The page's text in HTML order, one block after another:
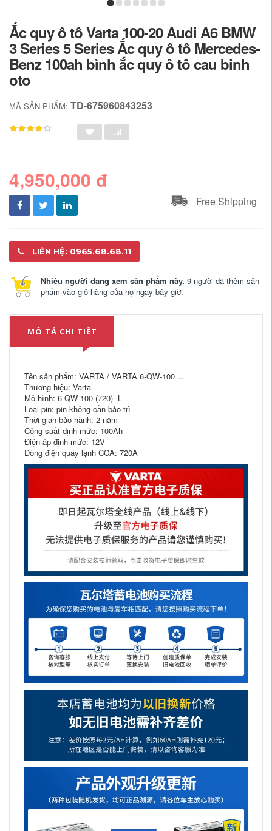
Ắc quy ô tô Varta 100-20 Audi A6 BMW
3 Series 5 Series Ắc quy ô tô Mercedes-
Benz 100ah bình ắc quy ô tô cau binh
oto
MÃ SẢN PHẨM: TD-675960843253
4,950,000 đ
Free Shipping
LIÊN HỆ: 0965.68.68.11
Nhiều người đang xem sản phẩm này. 9 người đã thêm sản
phẩm vào giỏ hàng của họ ngay bây giờ.
MÔ TẢ CHI TIẾT
Tên sản phẩm: VARTA / VARTA 6-QW-100 ...
Thương hiệu: Varta
Mô hình: 6-QW-100 (720) -L
Loại pin: pin không cần bảo trì
Thời gian bảo hành: 2 năm
Công suất định mức: 100Ah
Điện áp định mức: 12V
Dòng điện quây lạnh CCA: 720A